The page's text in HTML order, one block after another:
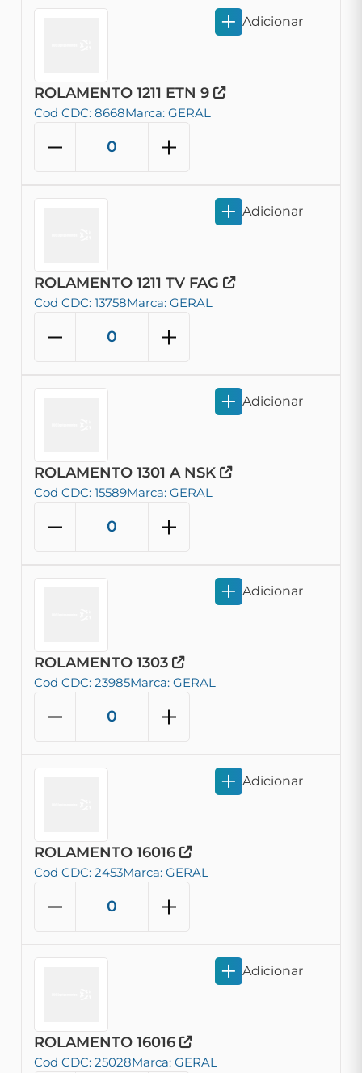
ROLAMENTO 1211 ETN 9
Cod CDC: 8668Marca: GERAL
Adicionar
ROLAMENTO 1211 TV FAG
Cod CDC: 13758Marca: GERAL
Adicionar
ROLAMENTO 1301 A NSK
Cod CDC: 15589Marca: GERAL
Adicionar
ROLAMENTO 1303
Cod CDC: 23985Marca: GERAL
Adicionar
ROLAMENTO 16016
Cod CDC: 2453Marca: GERAL
Adicionar
ROLAMENTO 16016
Cod CDC: 25028Marca: GERAL
Adicionar